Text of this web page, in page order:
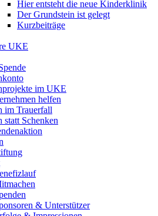
Hier entsteht die neue Kinderklinik
Der Grundstein ist gelegt
Kurzbeiträge
UKE
im UKE
helfen
im Trauerfall
statt Schenken
& Unterstützer